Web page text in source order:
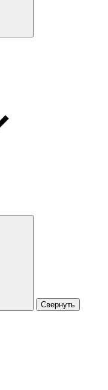
Свернуть